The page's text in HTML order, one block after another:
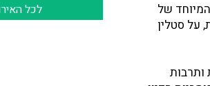
של
על סטלין
ותרבות